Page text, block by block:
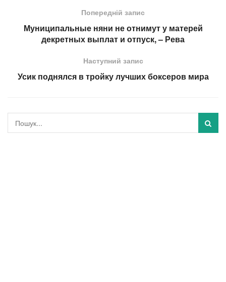
Попередній запис
Муниципальные няни не отнимут у матерей
декретных выплат и отпуск, – Рева
Наступний запис
Усик поднялся в тройку лучших боксеров мира